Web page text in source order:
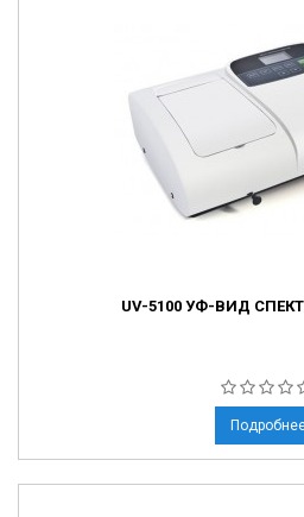
UV-5100 УФ-ВИД